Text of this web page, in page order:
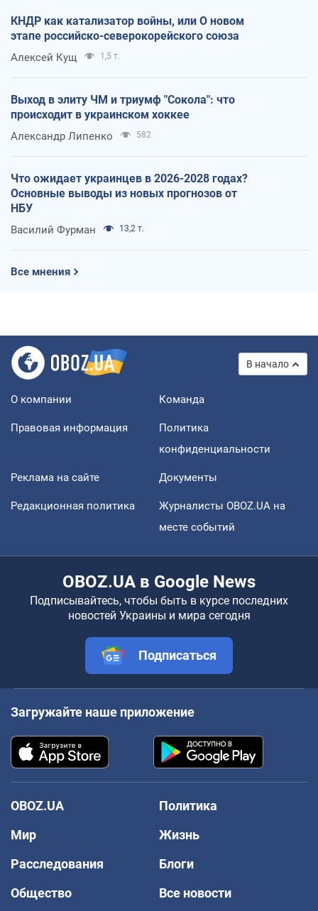
КНДР как катализатор войны, или О новом
этапе российско-северокорейского союза
Алексей Кущ 1,5 т.
Выход в элиту ЧМ и триумф "Сокола": что
происходит в украинском хоккее
Александр Липенко 582
Что ожидает украинцев в 2026-2028 годах?
Основные выводы из новых прогнозов от
НБУ
Василий Фурман 13,2 т.
Все мнения
В начало
О компании Команда
Правовая информация
Политика
конфиденциальности
Реклама на сайте Документы
Редакционная политика
Журналисты OBOZ.UA на
месте событий
OBOZ.UA в Google News
Подписывайтесь, чтобы быть в курсе последних
новостей Украины и мира сегодня
Подписаться
Загружайте наше приложение
OBOZ.UA
Политика
Мир
Жизнь
Расследования
Блоги
Общество
Все новости